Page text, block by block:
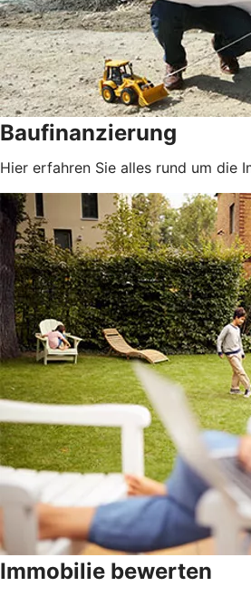
Baufinanzierung
Hier erfahren Sie alles rund um die
Immobilie bewerten